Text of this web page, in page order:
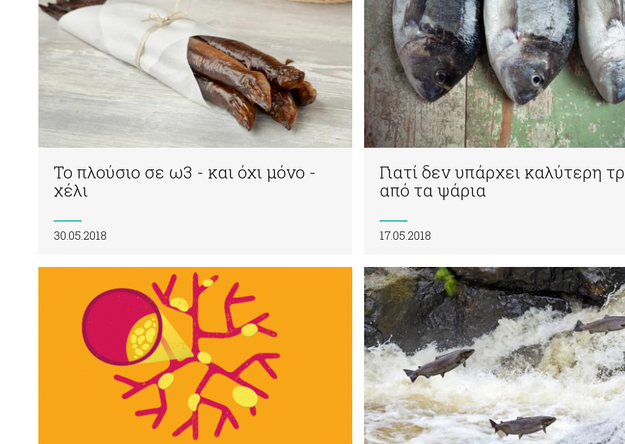
Το πλούσιο σε ω3 - και όχι μόνο -
χέλι
30.05.2018
Γιατί δεν υπάρχει καλύτερη
από τα ψάρια
17.05.2018